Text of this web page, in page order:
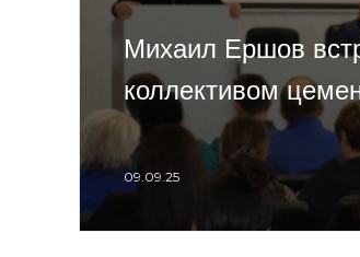
Михаил Ершов
коллективом
09.09.25